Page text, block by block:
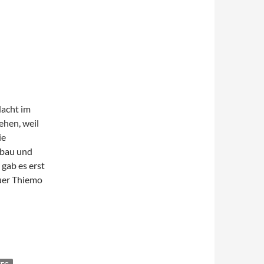
im
weil
und
es erst
Thiemo